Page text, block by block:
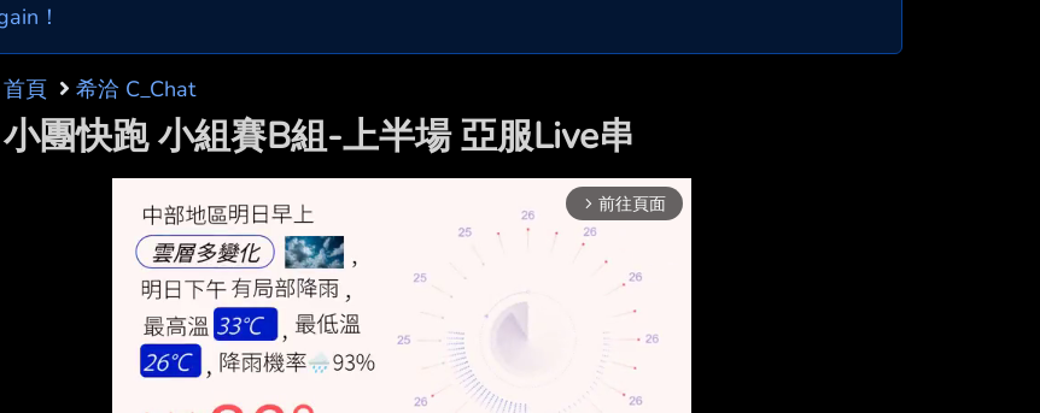
！
首頁 希洽 C_Chat
團快跑 小組賽B組-上半場 亞服Live串
arrow_forward_ios 前往頁面